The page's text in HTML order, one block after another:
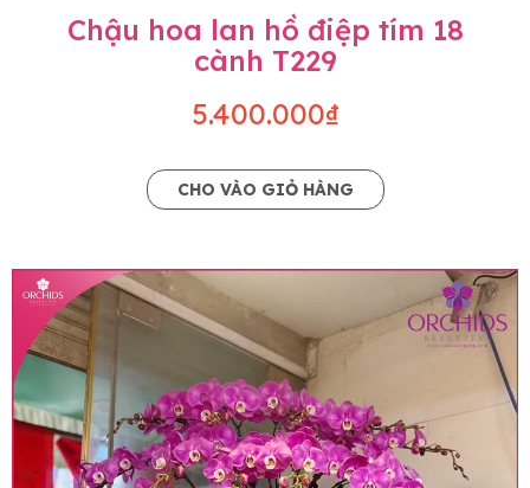
Chậu hoa lan hồ điệp tím 18
cành T229
5.400.000₫
CHO VÀO GIỎ HÀNG